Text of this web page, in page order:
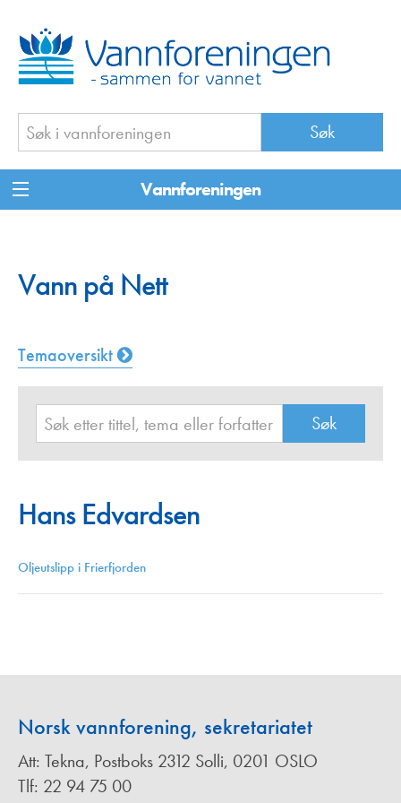
Vannforeningen
Vann på Nett
Temaoversikt
Hans Edvardsen
Oljeutslipp i Frierfjorden
Norsk vannforening, sekretariatet
Att: Tekna, Postboks 2312 Solli, 0201 OSLO
Tlf: 22 94 75 00